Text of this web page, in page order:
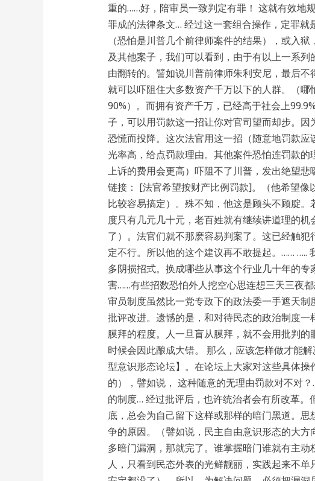
重的……好，陪审员一致判定有罪！ 这就有效地
罪成的法律条文… 经过这一套组合操作，定罪
（恐怕是川普几个前律师案件的结果），或入
及其他案子，我们可以看到，由于有以上一系
由翻转的。譬如说川普前律师朱利安尼，最后
就可以吓阻住大多数资产千万以下的人群。（
90%）。而拥有资产千万，已经高于社会上
子，可以用罚款这一招让你对官司望而却步。
恐慌而投降。这次法官用这一招（随意地罚款
光率高，给点罚款理由。其他案件恐怕连罚款的
上诉的费用会更高）吓阻不了川普，发出绝望悲
链接： [法官希望按财产比例罚款]。（他希望
比较容易搞定）。殊不知，他这是顾头不顾腚
度只有几元几十元，老百姓就有继续讲道理的
了）。法官们就不那麽容易判案了。这已经触
定不行。所以他的这个建议再不敢提起。…… …..
多阴损招式。换成哪些从事这个行业几十年的
害……有些招数恐怕外人挖空心思连想三天三夜
审员制度虽然比一党专政下的政法委一手遮天
批评改进。遗憾的是，和对待民态的政治制度
膜拜的程度。人一旦盲从膜拜，就不会用批判
时候会因此酿成大错。 那么，应该怎样做才能
型意识形态论坛】。在论坛上大家对这些具体
的），譬如说， 这种随意的无理由罚款对不对
的制度… 经过批评后，也许统治者会有所改革
底，总会为自己留下这样或那样的暗门黑道。
争的原因。（譬如说，民主自由意识形态的大
多暗门漏洞，那就完了。谁掌握暗门谁就有主
人，只看到民态外表的光鲜靓丽，实践起来不